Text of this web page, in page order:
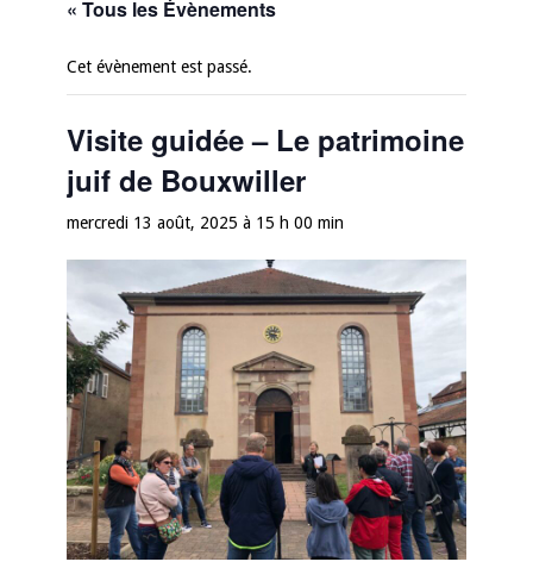
« Tous les Évènements
Cet évènement est passé.
Visite guidée – Le patrimoine
juif de Bouxwiller
mercredi 13 août, 2025 à 15 h 00 min